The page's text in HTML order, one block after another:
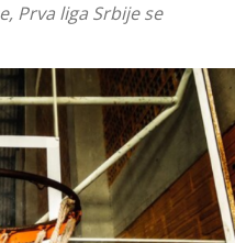
Prva liga Srbije se